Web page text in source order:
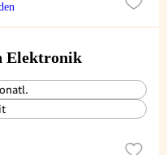
Elektronik